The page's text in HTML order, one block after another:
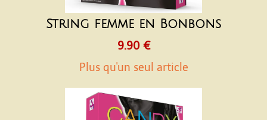
String femme en Bonbons
9.90 €
Plus qu'un seul article